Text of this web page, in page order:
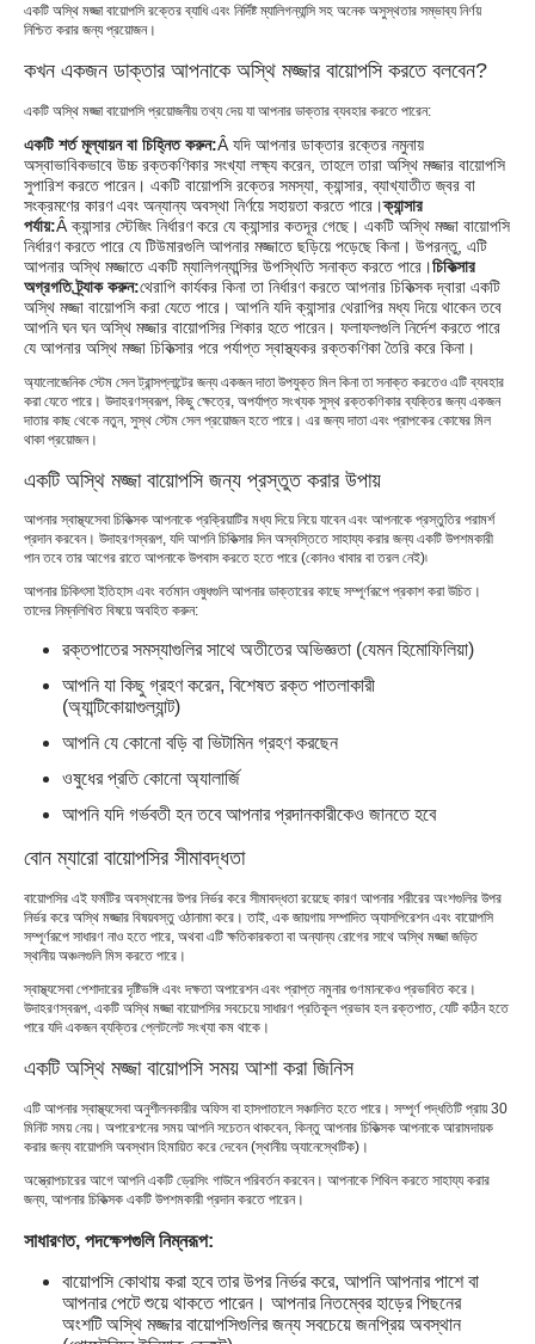
একটি অস্থি মজ্জা বায়োপসি রক্তের ব্যাধি এবং নির্দিষ্ট ম্যালিগন্যান্সি সহ অনেক অসুস্থতার সম্ভাব্য নির্ণয়
নিশ্চিত করার জন্য প্রয়োজন।
কখন একজন ডাক্তার আপনাকে অস্থি মজ্জার বায়োপসি করতে বলবেন?
একটি অস্থি মজ্জা বায়োপসি প্রয়োজনীয় তথ্য দেয় যা আপনার ডাক্তার ব্যবহার করতে পারেন:
একটি শর্ত মূল্যায়ন বা চিহ্নিত করুন:Â যদি আপনার ডাক্তার রক্তের নমুনায়
অস্বাভাবিকভাবে উচ্চ রক্তকণিকার সংখ্যা লক্ষ্য করেন, তাহলে তারা অস্থি মজ্জার বায়োপসি
সুপারিশ করতে পারেন। একটি বায়োপসি রক্তের সমস্যা, ক্যান্সার, ব্যাখ্যাতীত জ্বর বা
সংক্রমণের কারণ এবং অন্যান্য অবস্থা নির্ণয়ে সহায়তা করতে পারে।ক্যান্সার
পর্যায়:Â ক্যান্সার স্টেজিং নির্ধারণ করে যে ক্যান্সার কতদূর গেছে। একটি অস্থি মজ্জা বায়োপসি
নির্ধারণ করতে পারে যে টিউমারগুলি আপনার মজ্জাতে ছড়িয়ে পড়েছে কিনা। উপরন্তু, এটি
আপনার অস্থি মজ্জাতে একটি ম্যালিগন্যান্সির উপস্থিতি সনাক্ত করতে পারে।চিকিত্সার
অগ্রগতি ট্র্যাক করুন:থেরাপি কার্যকর কিনা তা নির্ধারণ করতে আপনার চিকিত্সক দ্বারা একটি
অস্থি মজ্জা বায়োপসি করা যেতে পারে। আপনি যদি ক্যান্সার থেরাপির মধ্য দিয়ে থাকেন তবে
আপনি ঘন ঘন অস্থি মজ্জার বায়োপসির শিকার হতে পারেন। ফলাফলগুলি নির্দেশ করতে পারে
যে আপনার অস্থি মজ্জা চিকিত্সার পরে পর্যাপ্ত স্বাস্থ্যকর রক্তকণিকা তৈরি করে কিনা।
অ্যালোজেনিক স্টেম সেল ট্রান্সপ্লান্টের জন্য একজন দাতা উপযুক্ত মিল কিনা তা সনাক্ত করতেও এটি ব্যবহার
করা যেতে পারে। উদাহরণস্বরূপ, কিছু ক্ষেত্রে, অপর্যাপ্ত সংখ্যক সুস্থ রক্তকণিকার ব্যক্তির জন্য একজন
দাতার কাছ থেকে নতুন, সুস্থ স্টেম সেল প্রয়োজন হতে পারে। এর জন্য দাতা এবং প্রাপকের কোষের মিল
থাকা প্রয়োজন।
একটি অস্থি মজ্জা বায়োপসি জন্য প্রস্তুত করার উপায়
আপনার স্বাস্থ্যসেবা চিকিত্সক আপনাকে প্রক্রিয়াটির মধ্য দিয়ে নিয়ে যাবেন এবং আপনাকে প্রস্তুতির পরামর্শ
প্রদান করবেন। উদাহরণস্বরূপ, যদি আপনি চিকিত্সার দিন অস্বস্তিতে সাহায্য করার জন্য একটি উপশমকারী
পান তবে তার আগের রাতে আপনাকে উপবাস করতে হতে পারে (কোনও খাবার বা তরল নেই)৷
আপনার চিকিৎসা ইতিহাস এবং বর্তমান ওষুধগুলি আপনার ডাক্তারের কাছে সম্পূর্ণরূপে প্রকাশ করা উচিত।
তাদের নিম্নলিখিত বিষয়ে অবহিত করুন:
রক্তপাতের সমস্যাগুলির সাথে অতীতের অভিজ্ঞতা (যেমন হিমোফিলিয়া)
আপনি যা কিছু গ্রহণ করেন, বিশেষত রক্ত ​​পাতলাকারী
(অ্যান্টিকোয়াগুল্যান্ট)
আপনি যে কোনো বড়ি বা ভিটামিন গ্রহণ করছেন
ওষুধের প্রতি কোনো অ্যালার্জি
আপনি যদি গর্ভবতী হন তবে আপনার প্রদানকারীকেও জানতে হবে
বোন ম্যারো বায়োপসির সীমাবদ্ধতা
বায়োপসির এই ফর্মটির অবস্থানের উপর নির্ভর করে সীমাবদ্ধতা রয়েছে কারণ আপনার শরীরের অংশগুলির উপর
নির্ভর করে অস্থি মজ্জার বিষয়বস্তু ওঠানামা করে। তাই, এক জায়গায় সম্পাদিত অ্যাসপিরেশন এবং বায়োপসি
সম্পূর্ণরূপে সাধারণ নাও হতে পারে, অথবা এটি ক্ষতিকারকতা বা অন্যান্য রোগের সাথে অস্থি মজ্জা জড়িত
স্থানীয় অঞ্চলগুলি মিস করতে পারে।
স্বাস্থ্যসেবা পেশাদারের দৃষ্টিভঙ্গি এবং দক্ষতা অপারেশন এবং প্রাপ্ত নমুনার গুণমানকেও প্রভাবিত করে।
উদাহরণস্বরূপ, একটি অস্থি মজ্জা বায়োপসির সবচেয়ে সাধারণ প্রতিকূল প্রভাব হল রক্তপাত, যেটি কঠিন হতে
পারে যদি একজন ব্যক্তির প্লেটলেট সংখ্যা কম থাকে।
একটি অস্থি মজ্জা বায়োপসি সময় আশা করা জিনিস
এটি আপনার স্বাস্থ্যসেবা অনুশীলনকারীর অফিস বা হাসপাতালে সঞ্চালিত হতে পারে। সম্পূর্ণ পদ্ধতিটি প্রায় 30
মিনিট সময় নেয়। অপারেশনের সময় আপনি সচেতন থাকবেন, কিন্তু আপনার চিকিত্সক আপনাকে আরামদায়ক
করার জন্য বায়োপসি অবস্থান হিমায়িত করে দেবেন (স্থানীয় অ্যানেস্থেটিক)।
অস্ত্রোপচারের আগে আপনি একটি ড্রেসিং গাউনে পরিবর্তন করবেন। আপনাকে শিথিল করতে সাহায্য করার
জন্য, আপনার চিকিত্সক একটি উপশমকারী প্রদান করতে পারেন।
সাধারণত, পদক্ষেপগুলি নিম্নরূপ:
বায়োপসি কোথায় করা হবে তার উপর নির্ভর করে, আপনি আপনার পাশে বা
আপনার পেটে শুয়ে থাকতে পারেন। আপনার নিতম্বের হাড়ের পিছনের
অংশটি অস্থি মজ্জার বায়োপসিগুলির জন্য সবচেয়ে জনপ্রিয় অবস্থান